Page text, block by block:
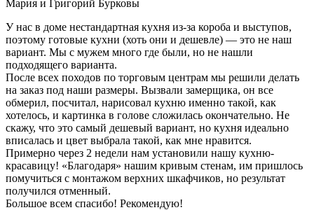
Мария и Григорий Бурковы
У нас в доме нестандартная кухня из-за короба и выступов,
поэтому готовые кухни (хоть они и дешевле) — это не наш
вариант. Мы с мужем много где были, но не нашли
подходящего варианта.
После всех походов по торговым центрам мы решили делать
на заказ под наши размеры. Вызвали замерщика, он все
обмерил, посчитал, нарисовал кухню именно такой, как
хотелось, и картинка в голове сложилась окончательно. Не
скажу, что это самый дешевый вариант, но кухня идеально
вписалась и цвет выбрала такой, как мне нравится.
Примерно через 2 недели нам установили нашу кухню-
красавицу! «Благодаря» нашим кривым стенам, им пришлось
помучиться с монтажом верхних шкафчиков, но результат
получился отменный.
Большое всем спасибо! Рекомендую!